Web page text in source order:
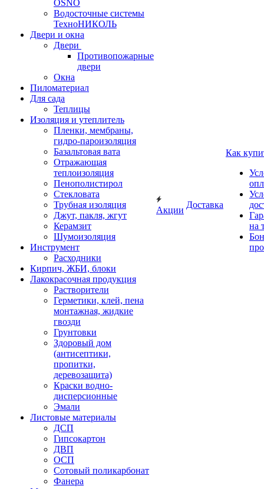
OSNO
Водосточные системы
ТехноНИКОЛЬ
Двери и окна
Двери
Противопожарные
двери
Окна
Пиломатериал
Для сада
Теплицы
Изоляция и утеплитель
Пленки, мембраны,
гидро-пароизоляция
Базальтовая вата
Отражающая
теплоизоляция
Пенополистирол
Стекловата
Трубная изоляция
Джут, пакля, жгут
Керамзит
Шумоизоляция
Инструмент
Расходники
Кирпич, ЖБИ, блоки
Лакокрасочная продукция
Растворители
Герметики, клей, пена
монтажная, жидкие
гвозди
Грунтовки
Здоровый дом
(антисептики,
пропитки,
деревозащита)
Краски водно-
дисперсионные
Эмали
Листовые материалы
ДСП
Гипсокартон
ДВП
ОСП
Сотовый поликарбонат
Фанера
Акции
Доставка
Как
на